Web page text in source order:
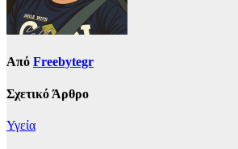
Από Freebytegr
Σχετικό Άρθρο
Υγεία